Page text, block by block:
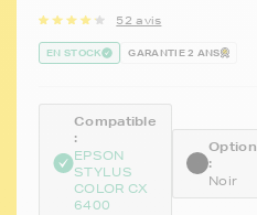
52 avis
EN STOCK GARANTIE 2 ANS
Compatible
:
EPSON
STYLUS
COLOR CX
6400
Option
:
Noir